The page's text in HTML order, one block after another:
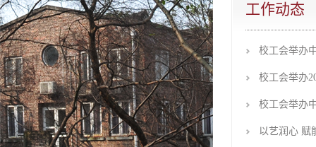
工作动态
校工会举办
校工会举办
校工会举办
以艺润心